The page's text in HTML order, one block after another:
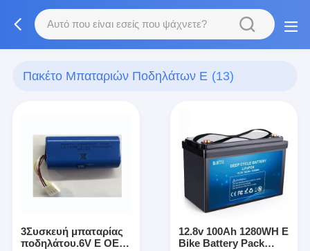
Πακέτο Μπαταριών Ποδηλάτων Ε (13)
3Συσκευή μπαταρίας
ποδηλάτου.6V E OEM
12.8v 100Ah 1280WH E
Bike Battery Pack